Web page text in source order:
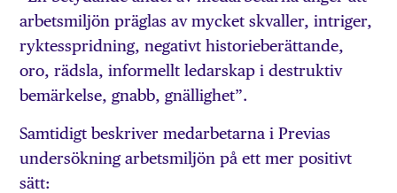
arbetsmiljön präglas av mycket skvaller, intriger,
ryktesspridning, negativt historieberättande,
oro, rädsla, informellt ledarskap i destruktiv
bemärkelse, gnabb, gnällighet”.
Samtidigt beskriver medarbetarna i Previas
undersökning arbetsmiljön på ett mer positivt
sätt: